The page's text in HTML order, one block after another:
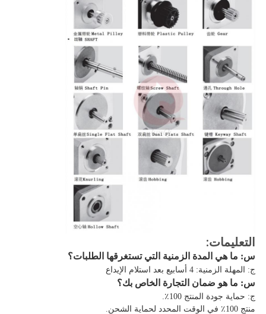
التعليمات:
س: ما هي المدة الزمنية التي تستغرقها الطلبات؟
ج: المهلة الزمنية: 4 أسابيع بعد استلام الإيداع
س: ما هو ضمان التجارة الخاص بك؟
ج: حماية جودة المنتج 100٪.
منتج 100٪ في الوقت المحدد لحماية الشحن.